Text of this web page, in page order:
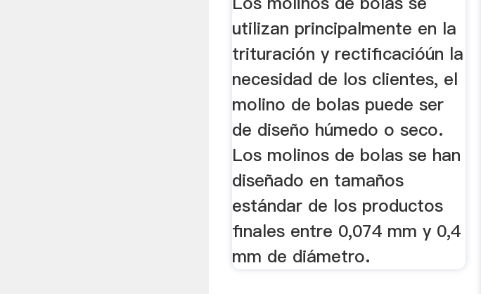
utilizan principalmente en la
trituración y rectificacióún la
necesidad de los clientes, el
molino de bolas puede ser
de diseño húmedo o seco.
Los molinos de bolas se han
diseñado en tamaños
estándar de los productos
finales entre 0,074 mm y 0,4
mm de diámetro.